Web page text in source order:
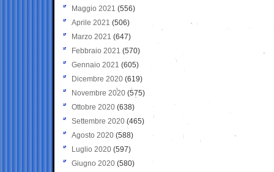
Maggio 2021 (556)
Aprile 2021 (506)
Marzo 2021 (647)
Febbraio 2021 (570)
Gennaio 2021 (605)
Dicembre 2020 (619)
Novembre 2020 (575)
Ottobre 2020 (638)
Settembre 2020(465)
Agosto 2020 (588)
Luglio 2020 (597)
Giugno 2020 (580)